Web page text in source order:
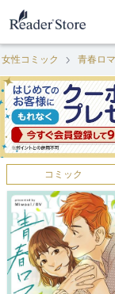
女性コミック 青春ロ
コミック